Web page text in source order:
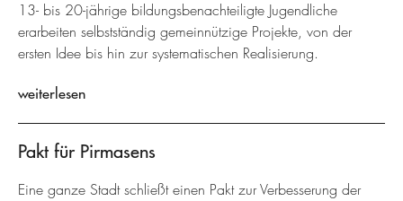
13- bis 20-jährige bildungsbenachteiligte Jugendliche
erarbeiten selbstständig gemeinnützige Projekte, von der
ersten Idee bis hin zur systematischen Realisierung.
weiterlesen
Pakt für Pirmasens
Eine ganze Stadt schließt einen Pakt zur Verbesserung der